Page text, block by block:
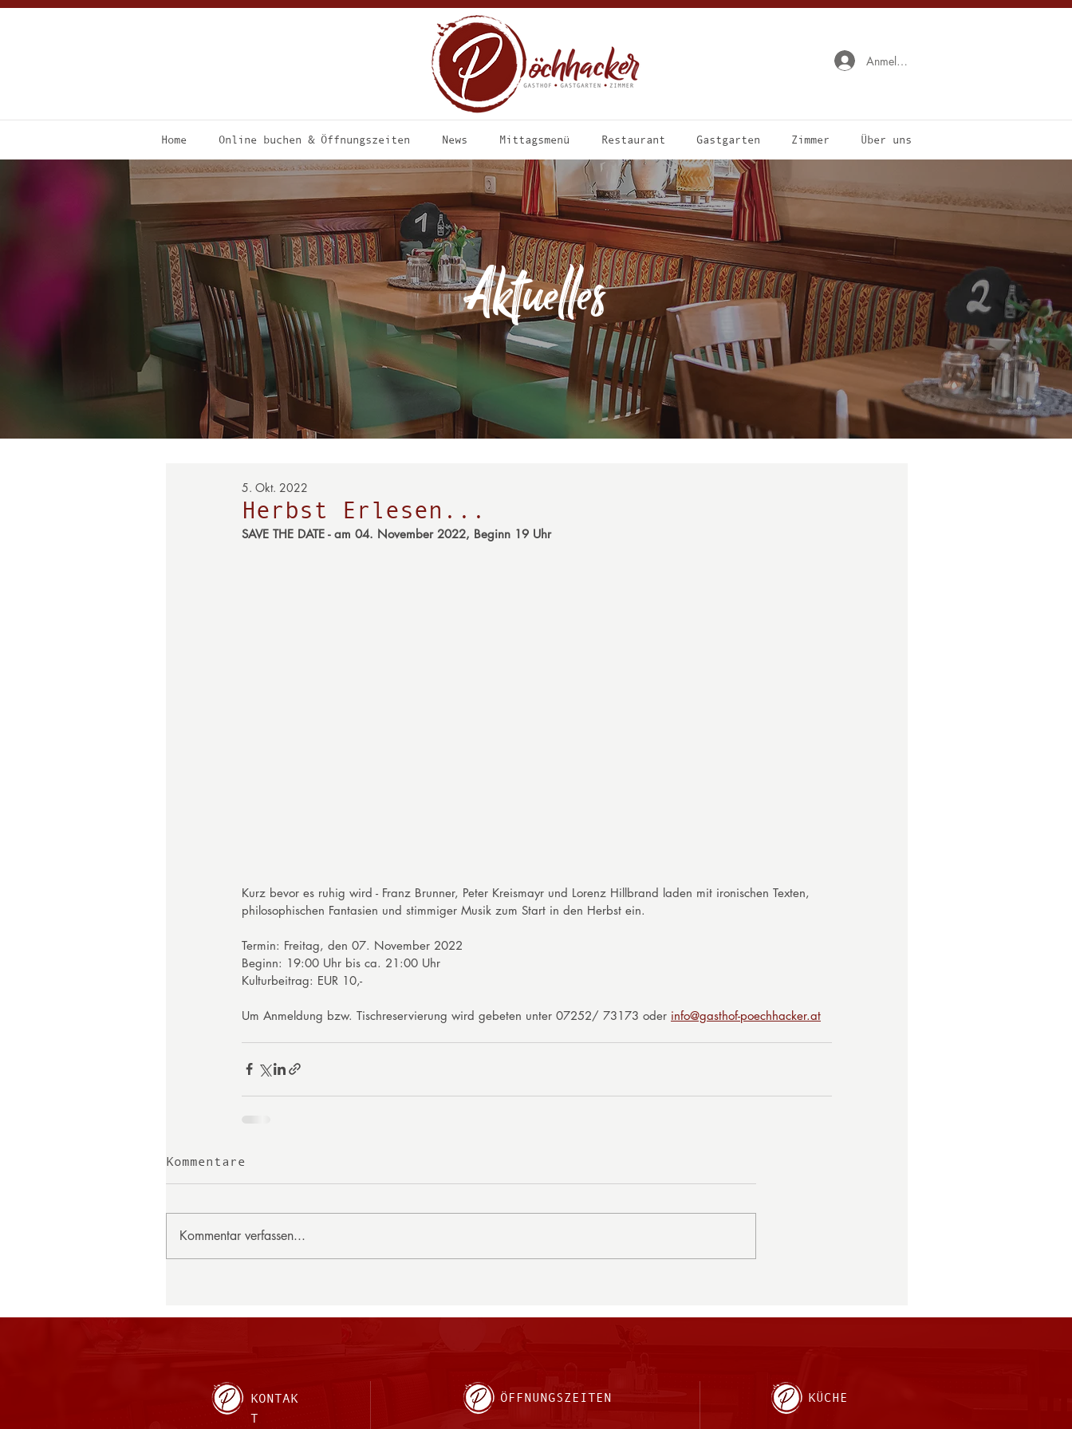
Anmelden
Home Online buchen & Öffnungszeiten News Mittagsmenü Restaurant Gastgarten Zimmer Über uns
Aktuelles
Herbst Erlesen...
5. Okt. 2022
SAVE THE DATE - am 04. November 2022, Beginn 19 Uhr
Kurz bevor es ruhig wird - Franz Brunner, Peter Kreismayr und Lorenz Hillbrand laden mit ironischen Texten,
philosophischen Fantasien und stimmiger Musik zum Start in den Herbst ein.
Termin: Freitag, den 07. November 2022
Beginn: 19:00 Uhr bis ca. 21:00 Uhr
Kulturbeitrag: EUR 10,-
Um Anmeldung bzw. Tischreservierung wird gebeten unter 07252/ 73173 oder info@gasthof-poechhacker.at
Kommentare
Kommentar verfassen...
KONTAK
T
ÖFFNUNGSZEITEN KÜCHE